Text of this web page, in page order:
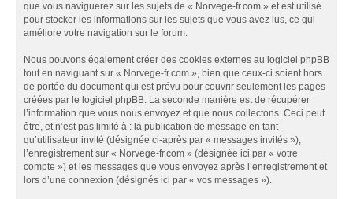
que vous naviguerez sur les sujets de « Norvege-fr.com » et est utilisé
pour stocker les informations sur les sujets que vous avez lus, ce qui
améliore votre navigation sur le forum.
Nous pouvons également créer des cookies externes au logiciel phpBB
tout en naviguant sur « Norvege-fr.com », bien que ceux-ci soient hors
de portée du document qui est prévu pour couvrir seulement les pages
créées par le logiciel phpBB. La seconde manière est de récupérer
l’information que vous nous envoyez et que nous collectons. Ceci peut
être, et n’est pas limité à : la publication de message en tant
qu’utilisateur invité (désignée ci-après par « messages invités »),
l’enregistrement sur « Norvege-fr.com » (désignée ici par « votre
compte ») et les messages que vous envoyez après l’enregistrement et
lors d’une connexion (désignés ici par « vos messages »).